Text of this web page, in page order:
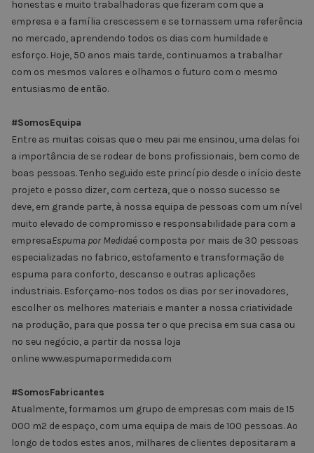
honestas e muito trabalhadoras que fizeram com que a
empresa e a família crescessem e se tornassem uma referência
no mercado, aprendendo todos os dias com humildade e
esforço. Hoje, 50 anos mais tarde, continuamos a trabalhar
com os mesmos valores e olhamos o futuro com o mesmo
entusiasmo de então.
#SomosEquipa
Entre as muitas coisas que o meu pai me ensinou, uma delas foi
a importância de se rodear de bons profissionais, bem como de
boas pessoas. Tenho seguido este princípio desde o início deste
projeto e posso dizer, com certeza, que o nosso sucesso se
deve, em grande parte, à nossa equipa de pessoas com um nível
muito elevado de compromisso e responsabilidade para com a
empresaEspuma por Medidaé composta por mais de 30 pessoas
especializadas no fabrico, estofamento e transformação de
espuma para conforto, descanso e outras aplicações
industriais. Esforçamo-nos todos os dias por ser inovadores,
escolher os melhores materiais e manter a nossa criatividade
na produção, para que possa ter o que precisa em sua casa ou
no seu negócio, a partir da nossa loja
onlinewww.espumapormedida.com
#SomosFabricantes
Atualmente, formamos um grupo de empresas com mais de 15
000 m2 de espaço, com uma equipa de mais de 100 pessoas. Ao
longo de todos estes anos, milhares de clientes depositaram a